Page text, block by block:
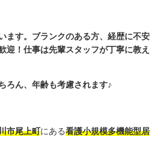
ます。ブランクのある方、経歴に不安
迎！仕事は先輩スタッフが丁寧に教え
ろん、年齢も考慮されます♪
市尾上町にある看護小規模多機能型居